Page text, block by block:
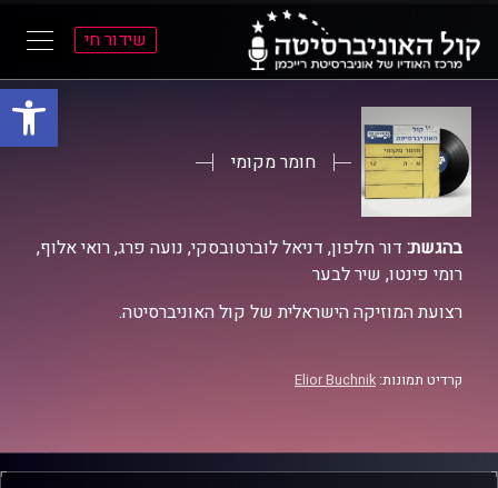
פתח
הראשי
הראשי
שידור חי
חומר מקומי
בהגשת: דור חלפון, דניאל לוברטובסקי, נועה פרג, רואי אלוף,
רומי פינטו, שיר לבער
רצועת המוזיקה הישראלית של קול האוניברסיטה.
קרדיט תמונות: Elior Buchnik